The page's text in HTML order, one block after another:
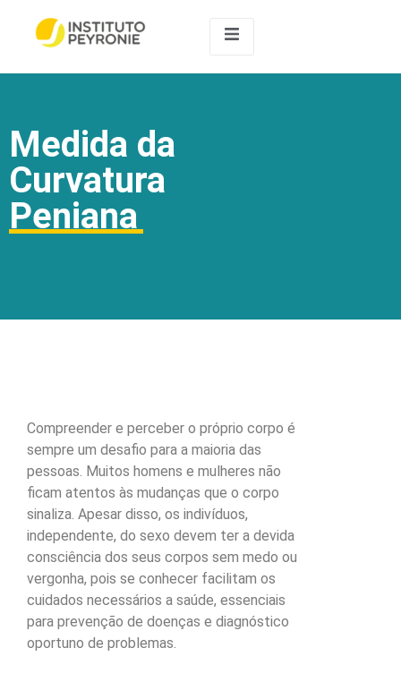
Medida da
Curvatura
Peniana
Compreender e perceber o próprio corpo é
sempre um desafio para a maioria das
pessoas. Muitos homens e mulheres não
ficam atentos às mudanças que o corpo
sinaliza. Apesar disso, os indivíduos,
independente, do sexo devem ter a devida
consciência dos seus corpos sem medo ou
vergonha, pois se conhecer facilitam os
cuidados necessários a saúde, essenciais
para prevenção de doenças e diagnóstico
oportuno de problemas.